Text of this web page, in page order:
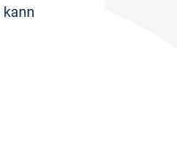
kann